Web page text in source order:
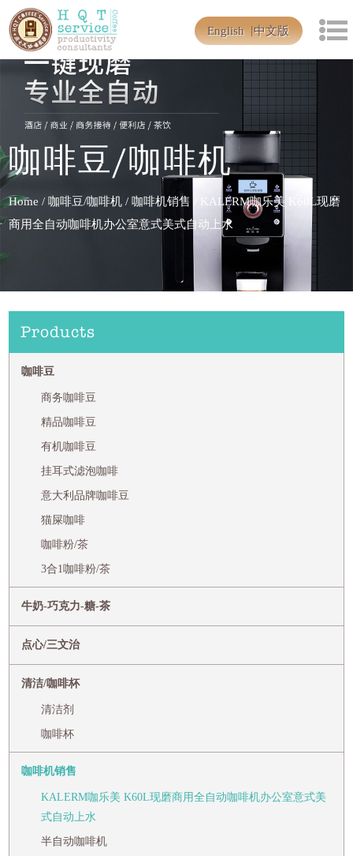
English 中文版
咖啡豆/咖啡机
Home / 咖啡豆/咖啡机 / 咖啡机销售 /
KALERM咖乐美 K60L现磨
商用全自动咖啡机办公室意式美式自动上水
Products
咖啡豆
商务咖啡豆
精品咖啡豆
有机咖啡豆
挂耳式滤泡咖啡
意大利品牌咖啡豆
猫屎咖啡
咖啡粉/茶
3合1咖啡粉/茶
牛奶-巧克力-糖-茶
点心/三文治
清洁/咖啡杯
清洁剂
咖啡杯
咖啡机销售
KALERM咖乐美 K60L现磨商用全自动咖啡机办公室意式美
式自动上水
半自动咖啡机